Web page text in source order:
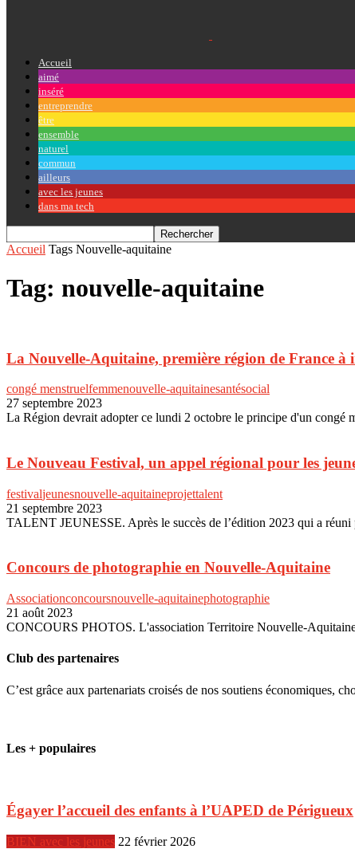
Accueil
aimé
inséré
entreprendre
être
ensemble
naturel
commun
ailleurs
avec les jeunes
dans ma tech
Accueil Tags Nouvelle-aquitaine
Tag: nouvelle-aquitaine
La Nouvelle-Aquitaine, première région de France à
congé menstruelfemmenouvelle-aquitainesantésocial
27 septembre 2023
La Région devrait adopter ce lundi 2 octobre le principe d'un congé
Le Nouveau Festival, un appel régional pour les
festivaljeunesnouvelle-aquitaineprojettalent
21 septembre 2023
TALENT JEUNESSE. Après le succès de l’édition 2023 qui a
Concours de photographie en Nouvelle-Aquitaine
Associationconcoursnouvelle-aquitainephotographie
21 août 2023
CONCOURS PHOTOS. L'association Territoire Nouvelle-
Club des partenaires
C’est grâce aux partenariats croisés de nos soutiens économiques,
Les + populaires
Égayer l’accueil des enfants à l’UAPED de Périgueux
BIEN avec les jeunes 22 février 2026